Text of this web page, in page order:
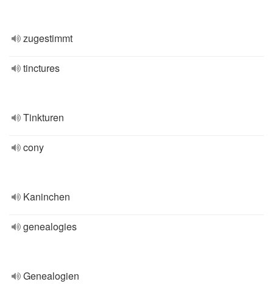
zugestimmt
tinctures
Tinkturen
cony
Kaninchen
genealogies
Genealogien